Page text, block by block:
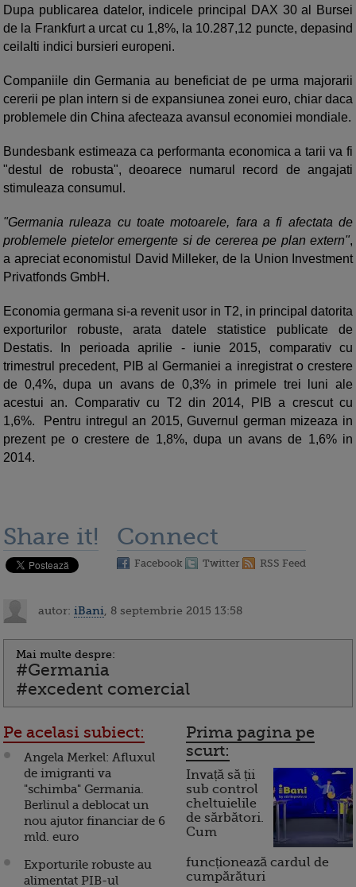
Dupa publicarea datelor, indicele principal DAX 30 al Bursei
de la Frankfurt a urcat cu 1,8%, la 10.287,12 puncte, depasind
ceilalti indici bursieri europeni.
Companiile din Germania au beneficiat de pe urma majorarii
cererii pe plan intern si de expansiunea zonei euro, chiar daca
problemele din China afecteaza avansul economiei mondiale.
Bundesbank estimeaza ca performanta economica a tarii va fi
"destul de robusta", deoarece numarul record de angajati
stimuleaza consumul.
"Germania ruleaza cu toate motoarele, fara a fi afectata de
problemele pietelor emergente si de cererea pe plan extern",
a apreciat economistul David Milleker, de la Union Investment
Privatfonds GmbH.
Economia germana si-a revenit usor in T2, in principal datorita
exporturilor robuste, arata datele statistice publicate de
Destatis. In perioada aprilie - iunie 2015, comparativ cu
trimestrul precedent, PIB al Germaniei a inregistrat o crestere
de 0,4%, dupa un avans de 0,3% in primele trei luni ale
acestui an. Comparativ cu T2 din 2014, PIB a crescut cu
1,6%. Pentru intregul an 2015, Guvernul german mizeaza in
prezent pe o crestere de 1,8%, dupa un avans de 1,6% in
2014.
Share it! Connect
Facebook Twitter RSS Feed
autor: iBani , 8 septembrie 2015 13:58
Mai multe despre:
#Germania
#excedent comercial
Pe acelasi subiect:
Angela Merkel: Afluxul
de imigranti va
"schimba" Germania.
Berlinul a deblocat un
nou ajutor financiar de 6
mld. euro
Exporturile robuste au
alimentat PIB-ul
Prima pagina pe
scurt:
Invață să ții
sub control
cheltuielile
de sărbători.
Cum
funcționează cardul de
cumpărături